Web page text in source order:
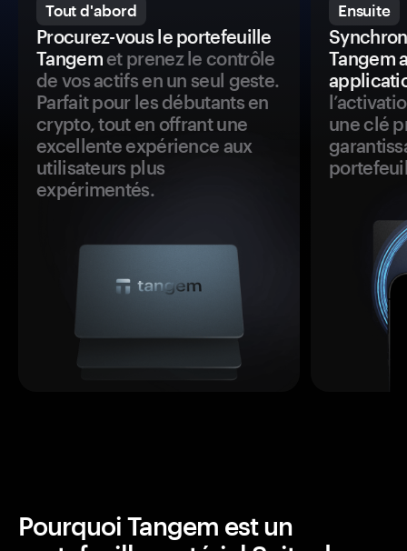
Tout d'abord
Procurez-vous le portefeuille
Tangemet prenez le contrôle
de vos actifs en un seul geste.
Parfait pour les débutants en
crypto, tout en offrant une
excellente expérience aux
utilisateurs plus
expérimentés.
Ensuite
Tangem
une clé
Pourquoi Tangem est un